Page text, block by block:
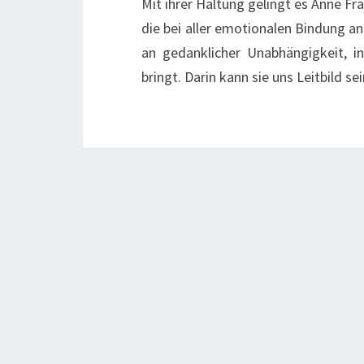
die bei aller emotionalen Bindung
an gedanklicher Unabhängigkeit,
bringt. Darin kann sie uns Leitbild